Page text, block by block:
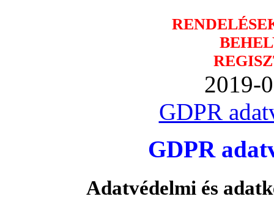
2019-
GDPR
GDPR
Adatvédelmi és